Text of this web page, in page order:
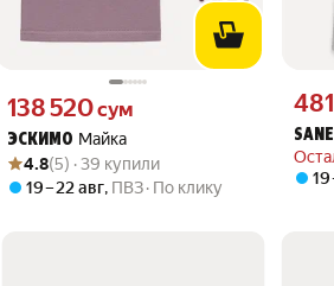
ЭСКИМО Майка
Цена 138520 сум вместо
138 520сум
Рейтинг товара: 4.8 из 5
Оценок: (5) · 39 купили
4.8(5) · 39 купили
19 – 22 авг, ПВЗ По клику
Цена
19